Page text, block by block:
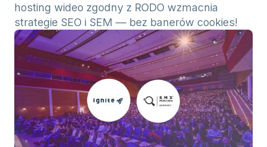
hosting wideo zgodny z RODO wzmacnia
strategie SEO i SEM — bez banerów cookies!